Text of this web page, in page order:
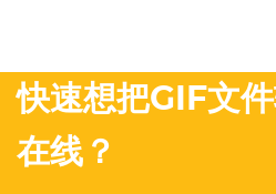
快速想把GIF文
在线？